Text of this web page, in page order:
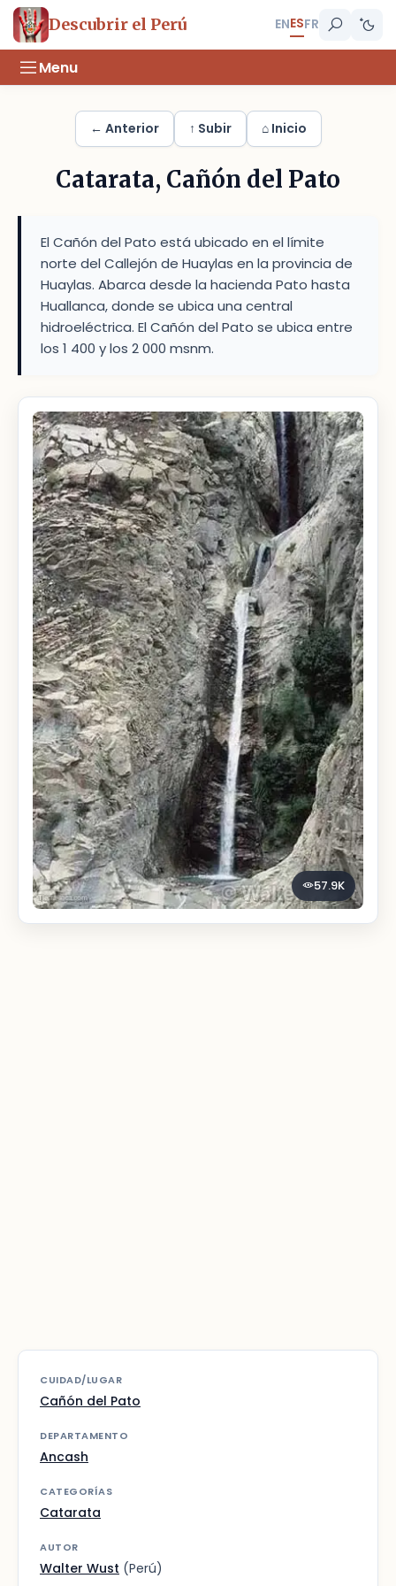
Descubrir el Perú ENESFR
Menu
← Anterior ↑ Subir ⌂ Inicio
Catarata, Cañón del Pato
El Cañón del Pato está ubicado en el límite
norte del Callejón de Huaylas en la provincia de
Huaylas. Abarca desde la hacienda Pato hasta
Huallanca, donde se ubica una central
hidroeléctrica. El Cañón del Pato se ubica entre
los 1 400 y los 2 000 msnm.
57.9K
CUIDAD/LUGAR
Cañón del Pato
DEPARTAMENTO
Ancash
CATEGORÍAS
Catarata
AUTOR
Walter Wust (Perú)